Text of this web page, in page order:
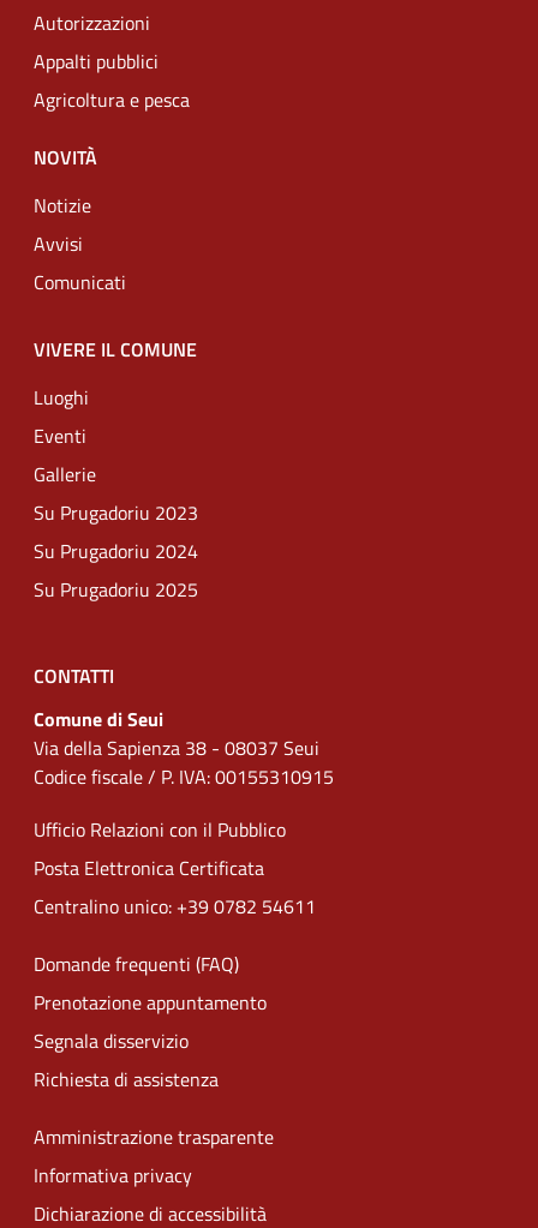
Autorizzazioni
Appalti pubblici
Agricoltura e pesca
NOVITÀ
Notizie
Avvisi
Comunicati
VIVERE IL COMUNE
Luoghi
Eventi
Gallerie
Su Prugadoriu 2023
Su Prugadoriu 2024
Su Prugadoriu 2025
CONTATTI
Comune di Seui
Via della Sapienza 38 - 08037 Seui
Codice fiscale / P. IVA: 00155310915
Ufficio Relazioni con il Pubblico
Posta Elettronica Certificata
Centralino unico: +39 0782 54611
Domande frequenti (FAQ)
Prenotazione appuntamento
Segnala disservizio
Richiesta di assistenza
Amministrazione trasparente
Informativa privacy
Dichiarazione di accessibilità